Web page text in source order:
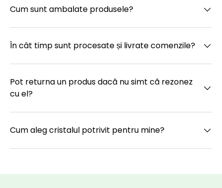
Cum sunt ambalate produsele?
În cât timp sunt procesate și livrate comenzile?
Pot returna un produs dacă nu simt că rezonez
cu el?
Cum aleg cristalul potrivit pentru mine?